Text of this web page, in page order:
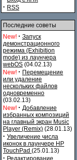
· RSS
Последние советы
New! · Запуск
демонстрационного
режима (Exhibition
mode) из лаунчера
webOS (04.02.13)
New! · Перемещение
или удаление
нескольких файлов
одновременно
(03.02.13)
New! · Добавление
избранных композиций
на главный экран Music
Player (Remix) (28.01.13)
· Увеличение числа
иконок в лаунчере HP
TouchPad (25.01.13)
· Редактирование